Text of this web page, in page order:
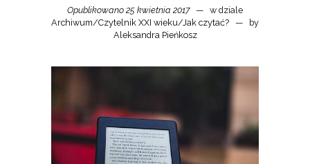
Opublikowano 25 kwietnia 2017
w dziale
Archiwum/Czytelnik XXI wieku/Jak czytać?
by
Aleksandra Pieńkosz